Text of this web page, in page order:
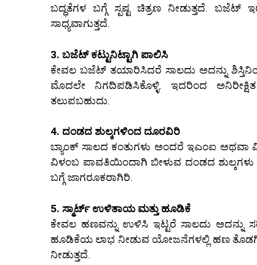
ಬದ್ಧತೆಗಳ ಬಗ್ಗೆ ಸ್ಪಷ್ಟ ಚಿತ್ರಣ ನೀಡುತ್ತದೆ. ಬಜೆಟ್
ಸಾಧ್ಯವಾಗುತ್ತದೆ.
3. ಬಜೆಟ್ ಕಟ್ಟುನಿಟ್ಟಾಗಿ ಪಾಲಿಸಿ
ಕೇವಲ ಬಜೆಟ್ ತಯಾರಿಸಿದರೆ ಸಾಲದು ಅದನ್ನು
ಮೊದಲೇ ನಿಗದಿಪಡಿಸಿಕೊಳ್ಳಿ. ಇದರಿಂದ
ತಲುಪಬಹುದು.
4. ದಂಡದ ಶುಲ್ಕಗಳಿಂದ ದೂರವಿರಿ
ಬ್ಯಾಂಕ್ ಸಾಲದ ಕಂತುಗಳು ಅಂದರೆ ಇಎಂಐ ಅಥವಾ
ವಿಳಂಬ ಪಾವತಿಯಿಂದಾಗಿ ಬೀಳುವ ದಂಡದ
ಬಗ್ಗೆ ಜಾಗರೂಕರಾಗಿರಿ.
5. ಸ್ಮಾರ್ಟ್ ಉಳಿತಾಯ ಮತ್ತು ಹೂಡಿಕೆ
ಕೇವಲ ಹಣವನ್ನು ಉಳಿಸಿ ಇಟ್ಟರೆ ಸಾಲದು
ಹೂಡಿಕೆಯ ಲಾಭ ನೀಡುವ ಯೋಜನೆಗಳಲ್ಲಿ ಹಣ
ನೀಡುತ್ತದೆ.